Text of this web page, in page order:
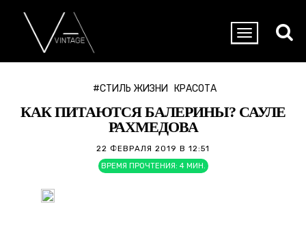
#СТИЛЬ ЖИЗНИ КРАСОТА
КАК ПИТАЮТСЯ БАЛЕРИНЫ? САУЛЕ
РАХМЕДОВА
22 ФЕВРАЛЯ 2019 В 12:51
ВРЕМЯ ПРОЧТЕНИЯ: 4 МИН.